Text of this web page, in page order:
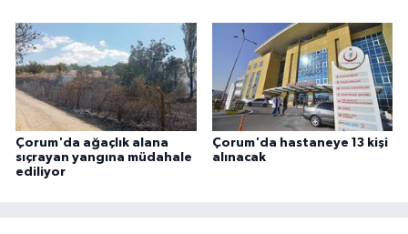
Çorum'da ağaçlık alana
sıçrayan yangına müdahale
ediliyor
Çorum'da hastaneye 13 kişi
alınacak